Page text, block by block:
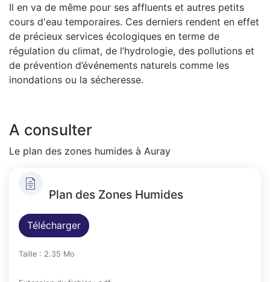
Il en va de même pour ses affluents et autres petits
cours d'eau temporaires. Ces derniers rendent en effet
de précieux services écologiques en terme de
régulation du climat, de l’hydrologie, des pollutions et
de prévention d’événements naturels comme les
inondations ou la sécheresse.
A consulter
Le plan des zones humides à Auray
Plan des Zones Humides
Télécharger
Taille : 2.35 Mo